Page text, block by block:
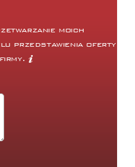
moich
przedstawienia oferty